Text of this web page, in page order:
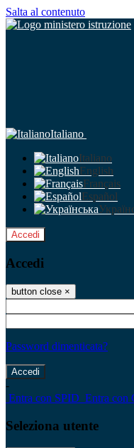
Salta al contenuto
Italiano
Italiano
English
Français
Español
Accedi
Accedi
button close ×
Password dimenticata?
-
Entra con SPID Entra con
Seleziona utente